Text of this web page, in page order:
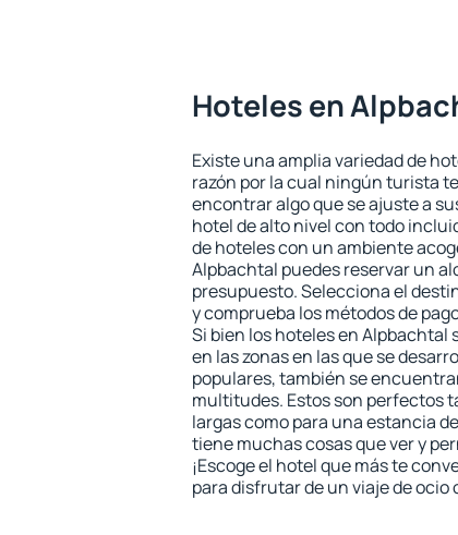
Hoteles en
Existe una amplia variedad de
razón por la cual ningún turista
encontrar algo que se ajuste a
hotel de alto nivel con todo
de hoteles con un ambiente
Alpbachtal puedes reservar un
presupuesto. Selecciona el
y comprueba los métodos de
Si bien los hoteles en
en las zonas en las que se
populares, también se
multitudes. Estos son perfectos
largas como para una estancia
tiene muchas cosas que ver y
¡Escoge el hotel que más te
para disfrutar de un viaje de ocio